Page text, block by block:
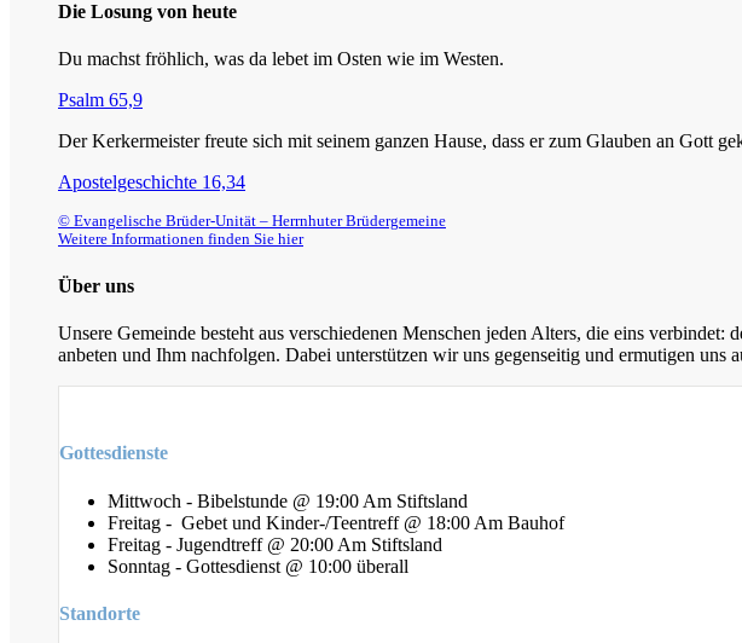
Die Losung von heute
Du machst fröhlich, was da lebet im Osten wie im Westen.
Psalm 65,9
Der Kerkermeister freute sich mit seinem ganzen Hause, dass er zum Glauben an Gott
Apostelgeschichte 16,34
© Evangelische Brüder-Unität – Herrnhuter Brüdergemeine
Weitere Informationen finden Sie hier
Über uns
Unsere Gemeinde besteht aus verschiedenen Menschen jeden Alters, die eins
anbeten und Ihm nachfolgen. Dabei unterstützen wir uns gegenseitig und ermutigen uns
Gottesdienste
Mittwoch - Bibelstunde @ 19:00 Am Stiftsland
Freitag - Gebet und Kinder-/Teentreff @ 18:00 Am Bauhof
Freitag - Jugendtreff @ 20:00 Am Stiftsland
Sonntag - Gottesdienst @ 10:00 überall
Standorte